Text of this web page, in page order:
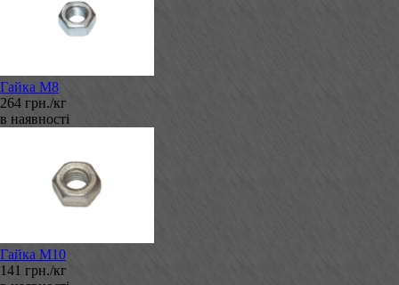
Гайка М8
264 грн./кг
в наявності
Гайка М10
141 грн./кг